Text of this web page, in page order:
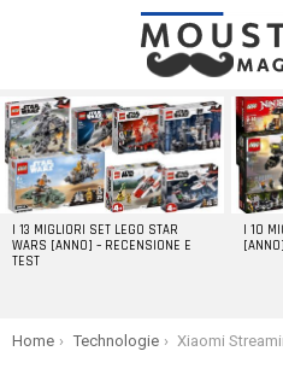
LATEST
STORIES
I 13 MIGLIORI SET LEGO STAR
WARS [ANNO] – RECENSIONE E
TEST
I 10
You are here:
Home Technologie Xiaomi Streaming vereenvoudigt home